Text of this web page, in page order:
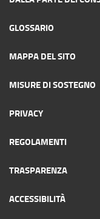
GLOSSARIO
MAPPA DEL SITO
MISURE DI SOSTEGNO
PRIVACY
REGOLAMENTI
TRASPARENZA
ACCESSIBILITÀ